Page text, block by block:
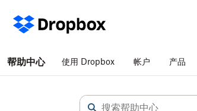
帮助中心 使用 Dropbox 帐户 产品